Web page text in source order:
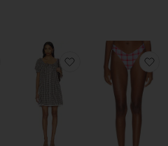
избранноеНИЗ БИКИНИ